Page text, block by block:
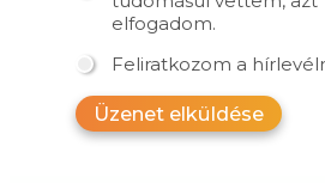
elfogadom.
Feliratkozom a
Üzenet elküldése